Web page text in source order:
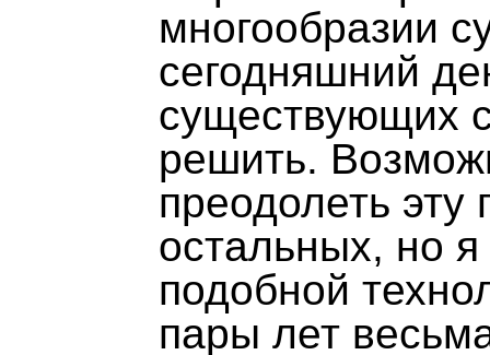
многообразии
сегодняшний
существующих
решить.
преодолеть
остальных, но
подобной
пары лет